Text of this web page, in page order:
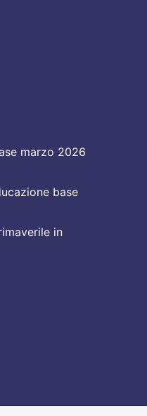
marzo 2026
base
in